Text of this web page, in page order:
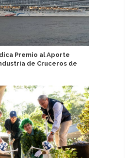
Premio al Aporte
de Cruceros de